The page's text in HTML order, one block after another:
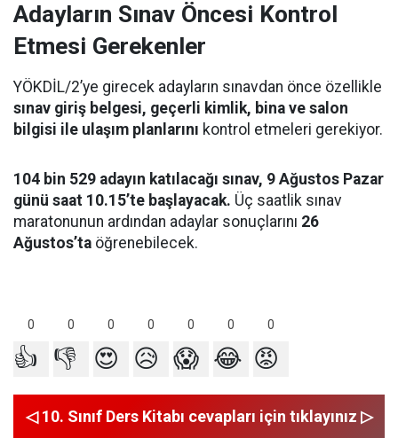
Adayların Sınav Öncesi Kontrol
Etmesi Gerekenler
YÖKDİL/2’ye girecek adayların sınavdan önce özellikle
sınav giriş belgesi, geçerli kimlik, bina ve salon
bilgisi ile ulaşım planlarını kontrol etmeleri gerekiyor.
104 bin 529 adayın katılacağı sınav, 9 Ağustos Pazar
günü saat 10.15’te başlayacak. Üç saatlik sınav
maratonunun ardından adaylar sonuçlarını 26
Ağustos’ta öğrenebilecek.
0 0 0 0 0 0 0
👍 👎 😍 😥 😱 😂 😡
◁ 10. Sınıf Ders Kitabı cevapları için tıklayınız ▷